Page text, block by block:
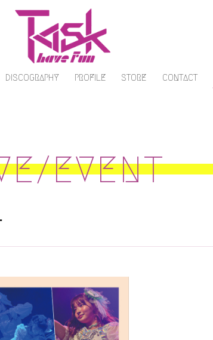
DISCOGRAPHY PROFILE STORE CONTACT
EVENT